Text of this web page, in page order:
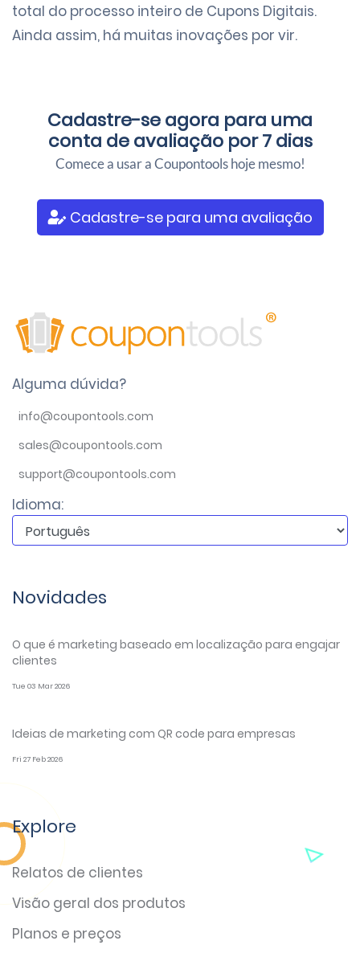
total do processo inteiro de Cupons Digitais.
Ainda assim, há muitas inovações por vir.
Cadastre-se agora para uma
conta de avaliação por 7 dias
Comece a usar a Coupontools hoje mesmo!
Cadastre-se para uma avaliação
Alguma dúvida?
info@coupontools.com
sales@coupontools.com
support@coupontools.com
Idioma:
Novidades
O que é marketing baseado em localização para engajar
clientes
Tue 03 Mar 2026
Ideias de marketing com QR code para empresas
Fri 27 Feb 2026
Explore
Relatos de clientes
Visão geral dos produtos
Planos e preços